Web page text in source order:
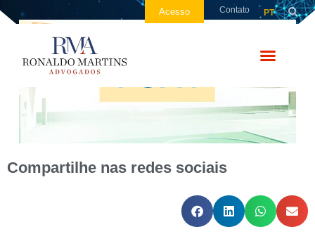
Acesso Contato PT
Compartilhe nas redes sociais